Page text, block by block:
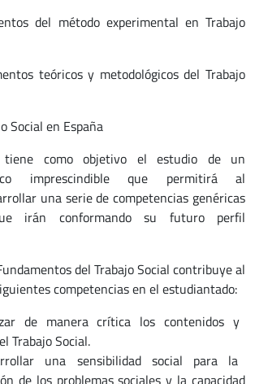
del método experimental en Trabajo
teóricos y metodológicos del Trabajo
Social en España
tiene como objetivo el estudio de un
imprescindible que permitirá al
una serie de competencias genéricas
irán conformando su futuro perfil
del Trabajo Social contribuye al
competencias en el estudiantado:
de manera crítica los contenidos y
Trabajo Social.
una sensibilidad social para la
de los problemas sociales y la capacidad